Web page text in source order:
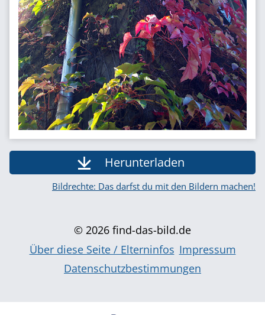
Herunterladen
Bildrechte: Das darfst du mit den Bildern machen!
© 2026 find-das-bild.de
Über diese Seite / Elterninfos Impressum
Datenschutzbestimmungen